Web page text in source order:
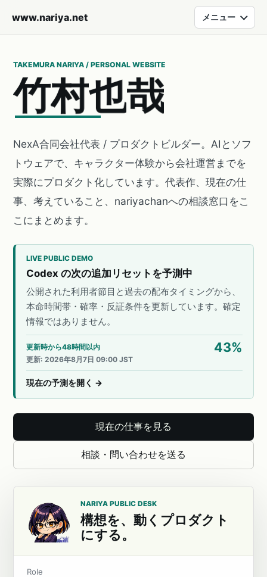
www.nariya.net メニュー
TAKEMURA NARIYA / PERSONAL WEBSITE
竹村也哉
NexA合同会社代表 / プロダクトビルダー。AIとソフ
トウェアで、キャラクター体験から会社運営までを
実際にプロダクト化しています。代表作、現在の仕
事、考えていること、nariyachanへの相談窓口をこ
こにまとめます。
LIVE PUBLIC DEMO
Codex の次の追加リセットを予測中
公開された利用者節目と過去の配布タイミングから、
本命時間帯・確率・反証条件を更新しています。確定
情報ではありません。
更新時から48時間以内 43%
更新:2026年8月7日 09:00 JST
現在の予測を開く →
現在の仕事を見る
相談・問い合わせを送る
NARIYA PUBLIC DESK
構想を、動くプロダクト
にする。
Role